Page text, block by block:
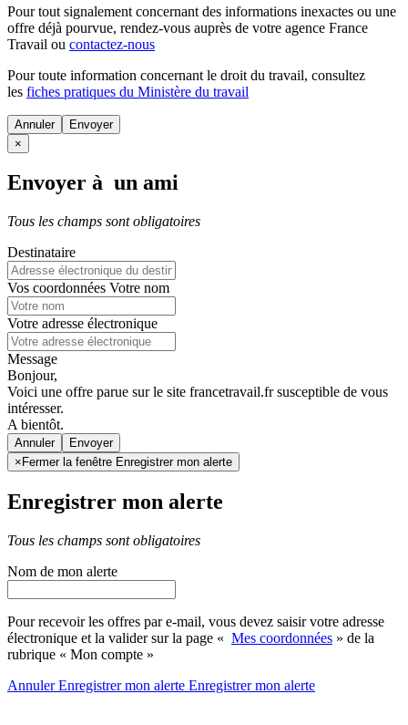
Pour tout signalement concernant des informations inexactes ou une
offre déjà pourvue, rendez-vous auprès de votre agence France
Travail ou contactez-nous
Pour toute information concernant le droit du travail, consultez
les fiches pratiques du Ministère du travail
Annuler
×
Envoyer à un ami
Tous les champs sont obligatoires
Destinataire
Vos coordonnées Votre nom
Votre adresse électronique
Message
Bonjour,
Voici une offre parue sur le site francetravail.fr susceptible de vous
intéresser.
A bientôt.
Annuler
× Fermer la fenêtre Enregistrer mon alerte
Enregistrer mon alerte
Tous les champs sont obligatoires
Nom de mon alerte
Pour recevoir les offres par e-mail, vous devez saisir votre adresse
électronique et la valider sur la page « Mes coordonnées » de la
rubrique « Mon compte »
AnnulerEnregistrer mon alerte Enregistrermon alerte